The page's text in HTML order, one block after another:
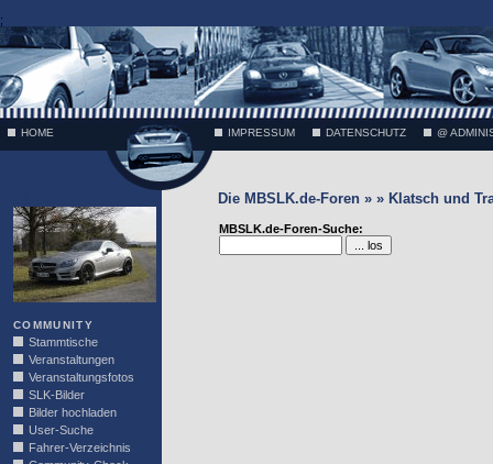
;
HOME IMPRESSUM DATENSCHUTZ @
COMMUNITY
Stammtische
Veranstaltungen
Veranstaltungsfotos
SLK-Bilder
Bilder hochladen
User-Suche
Fahrer-Verzeichnis
Die MBSLK.de-Foren » » Klatsch und
MBSLK.de-Foren-Suche: